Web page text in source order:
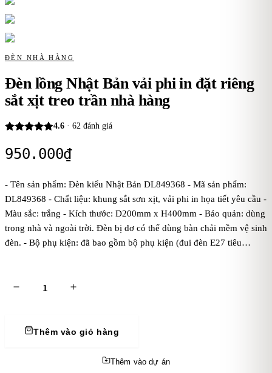
ĐÈN NHÀ HÀNG
Đèn lồng Nhật Bản vải phi in đặt riêng
sắt xịt treo trần nhà hàng
4.6 · 62 đánh giá
950.000₫
- Tên sản phẩm: Đèn kiểu Nhật Bản DL849368 - Mã sản phẩm:
DL849368 - Chất liệu: khung sắt sơn xịt, vải phi in họa tiết yêu cầu -
Màu sắc: trắng - Kích thước: D200mm x H400mm - Bảo quản: dùng
trong nhà và ngoài trời. Đèn bị dơ có thể dùng bàn chải mềm vệ sinh
đèn. - Bộ phụ kiện: đã bao gồm bộ phụ kiện (đui đèn E27 tiêu
ấm áp hơn. - Điện áp: dòng điện 220V
Thêm vào giỏ hàng
Thêm vào dự án